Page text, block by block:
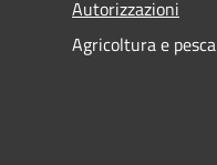
Autorizzazioni
Agricoltura e pesca